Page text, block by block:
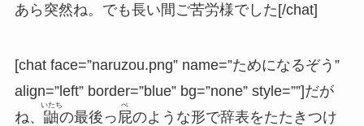
あら突然ね。でも長い間ご苦労様でした[/chat]
[chat face=”naruzou.png” name=”ためになるぞう”
align=”left” border=”blue” bg=”none” style=””]だが
ね、 鼬
いたち
の最後っ屁
ぺ
のような形で辞表をたたきつけ